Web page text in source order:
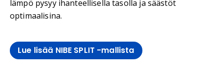
lämpö pysyy ihanteellisella tasolla ja säästöt
optimaalisina.
Lue lisää NIBE SPLIT -mallista